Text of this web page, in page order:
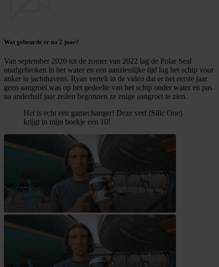
Wat gebeurde er na 2 jaar?
Van september 2020 tot de zomer van 2022 lag de Polar Seal
onafgebroken in het water en een aanzienlijke tijd lag het schip voor
anker in jachthavens. Ryan vertelt in de video dat er het eerste jaar
geen aangroei was op het gedeelte van het schip onder water en pas
na anderhalf jaar zeilen begonnen ze enige aangroei te zien.
Het is echt een gamechanger! Deze verf (Silic One)
krijgt in mijn boekje een 10!